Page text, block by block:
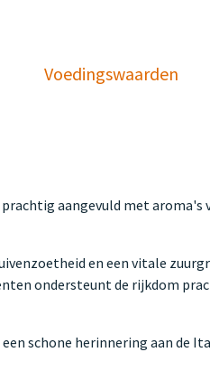
Voedingswaarden
aangevuld met aroma's
en een vitale
ondersteunt de rijkdom
schone herinnering aan de